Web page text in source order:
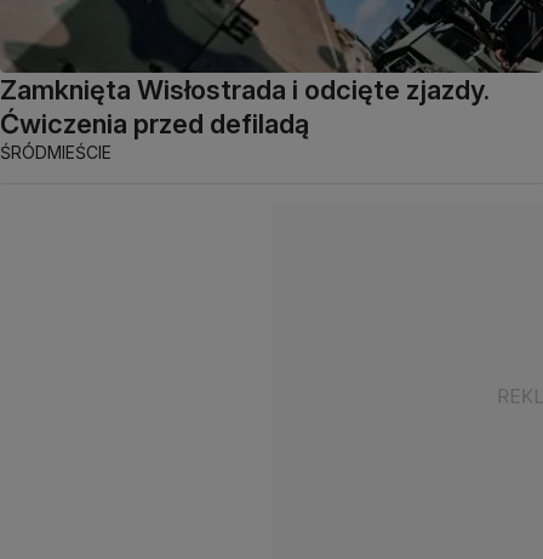
Zamknięta Wisłostrada i odcięte zjazdy.
Ćwiczenia przed defiladą
ŚRÓDMIEŚCIE